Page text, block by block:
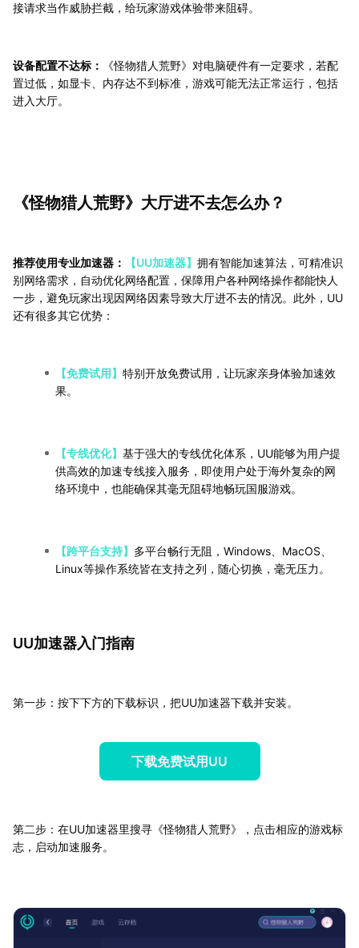
接请求当作威胁拦截，给玩家游戏体验带来阻碍。
设备配置不达标：
《怪物猎人荒野》对电脑硬件有一定要求，若配
置过低，如显卡、内存达不到标准，游戏可能无法正常运行，包括
进入大厅。
《怪物猎人荒野》大厅进不去怎么办？
推荐使用专业加速器： 【UU加速器】 拥有智能加速算法，可精准识
别网络需求，自动优化网络配置，保障用户各种网络操作都能快人
一步，避免玩家出现因网络因素导致大厅进不去的情况。此外，UU
还有很多其它优势：
【免费试用】 特别开放免费试用，让玩家亲身体验加速效
果。
【专线优化】 基于强大的专线优化体系，UU能够为用户提
供高效的加速专线接入服务，即使用户处于海外复杂的网
络环境中，也能确保其毫无阻碍地畅玩国服游戏。
【跨平台支持】 多平台畅行无阻，Windows、MacOS、
Linux等操作系统皆在支持之列，随心切换，毫无压力。
UU加速器入门指南
第一步：按下下方的下载标识，把UU加速器下载并安装。
下载免费试用UU
第二步：在UU加速器里搜寻《怪物猎人荒野》，点击相应的游戏标
志，启动加速服务。